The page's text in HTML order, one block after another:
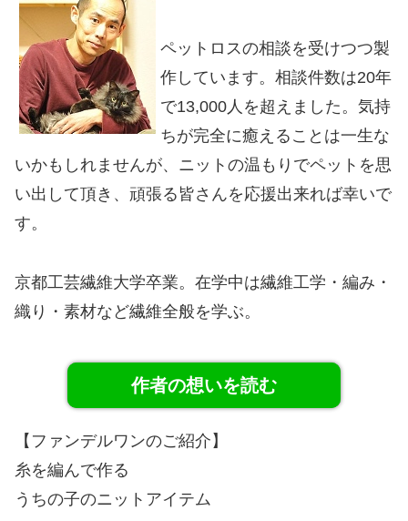
ペットロスの相談を受けつつ製
作しています。相談件数は20年
で13,000人を超えました。気持
ちが完全に癒えることは一生な
いかもしれませんが、ニットの温もりでペットを思
い出して頂き、頑張る皆さんを応援出来れば幸いで
す。
京都工芸繊維大学卒業。在学中は繊維工学・編み・
織り・素材など繊維全般を学ぶ。
作者の想いを読む
【ファンデルワンのご紹介】
糸を編んで作る
うちの子のニットアイテム